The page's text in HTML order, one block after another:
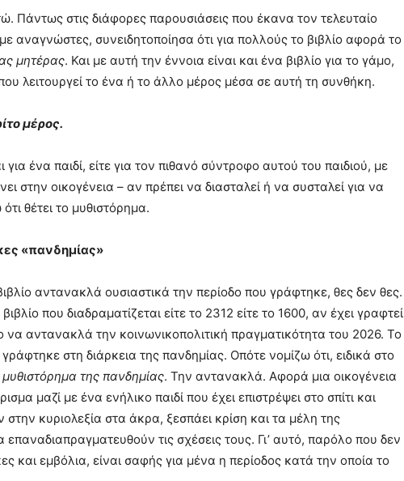
Πάντως στις διάφορες παρουσιάσεις που έκανα τον τελευταίο
αναγνώστες, συνειδητοποίησα ότι για πολλούς το βιβλίο αφορά το
μητέρας. Και με αυτή την έννοια είναι και ένα βιβλίο για το γάμο,
λειτουργεί το ένα ή το άλλο μέρος μέσα σε αυτή τη συνθήκη.
μέρος.
για ένα παιδί, είτε για τον πιθανό σύντροφο αυτού του παιδιού, με
στην οικογένεια – αν πρέπει να διασταλεί ή να συσταλεί για να
θέτει το μυθιστόρημα.
«πανδημίας»
αντανακλά ουσιαστικά την περίοδο που γράφτηκε, θες δεν θες.
που διαδραματίζεται είτε το 2312 είτε το 1600, αν έχει γραφτεί
να αντανακλά την κοινωνικοπολιτική πραγματικότητα του 2026. Το
στη διάρκεια της πανδημίας. Οπότε νομίζω ότι, ειδικά στο
μυθιστόρημα της πανδημίας. Την αντανακλά. Αφορά μια οικογένεια
μαζί με ένα ενήλικο παιδί που έχει επιστρέψει στο σπίτι και
κυριολεξία στα άκρα, ξεσπάει κρίση και τα μέλη της
τις σχέσεις τους. Γι’ αυτό, παρόλο που δεν
και εμβόλια, είναι σαφής για μένα η περίοδος κατά την οποία το